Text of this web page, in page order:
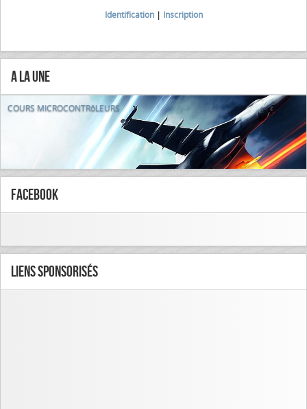
Identification| Inscription
A la Une
COURS MICROCONTRôLEURS
FaceBook
Liens Sponsorisés